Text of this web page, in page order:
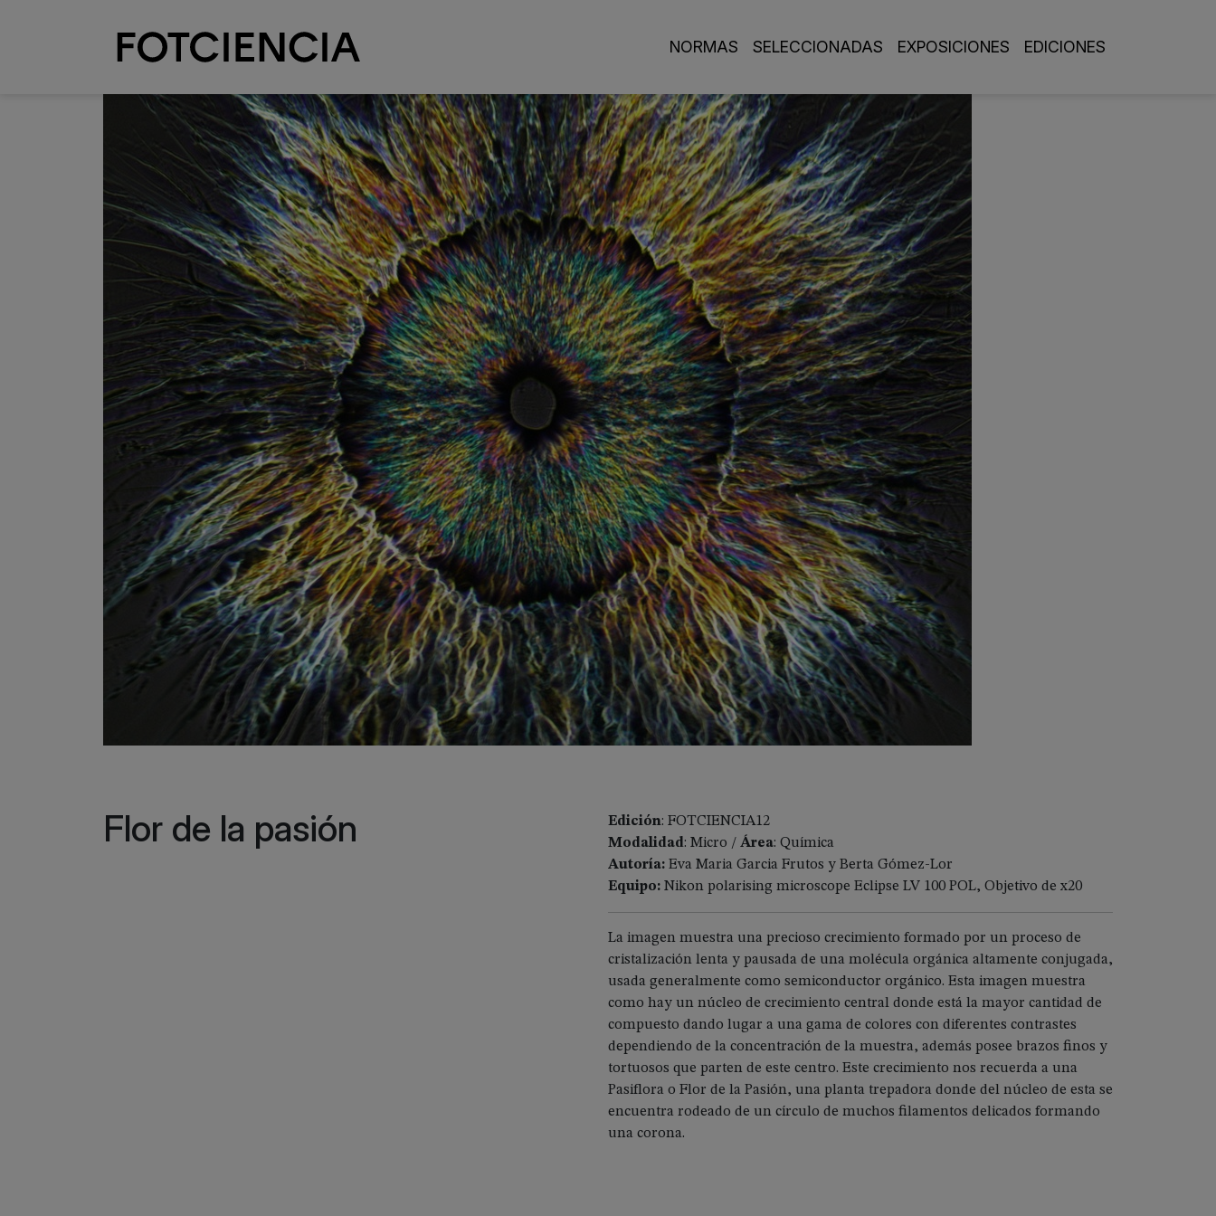
Navegación principal
NORMAS SELECCIONADAS EXPOSICIONES EDICIONES
Flor de la pasión Edición: FOTCIENCIA12
Modalidad: Micro / Área: Química
Autoría: Eva Maria Garcia Frutos y Berta Gómez-Lor
Equipo: Nikon polarising microscope Eclipse LV 100 POL, Objetivo de x20
La imagen muestra una precioso crecimiento formado por un proceso de
cristalización lenta y pausada de una molécula orgánica altamente conjugada,
usada generalmente como semiconductor orgánico. Esta imagen muestra
como hay un núcleo de crecimiento central donde está la mayor cantidad de
compuesto dando lugar a una gama de colores con diferentes contrastes
dependiendo de la concentración de la muestra, además posee brazos finos y
tortuosos que parten de este centro. Este crecimiento nos recuerda a una
Pasiflora o Flor de la Pasión, una planta trepadora donde del núcleo de esta se
encuentra rodeado de un círculo de muchos filamentos delicados formando
una corona.